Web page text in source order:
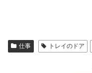
仕事 トレイのドア